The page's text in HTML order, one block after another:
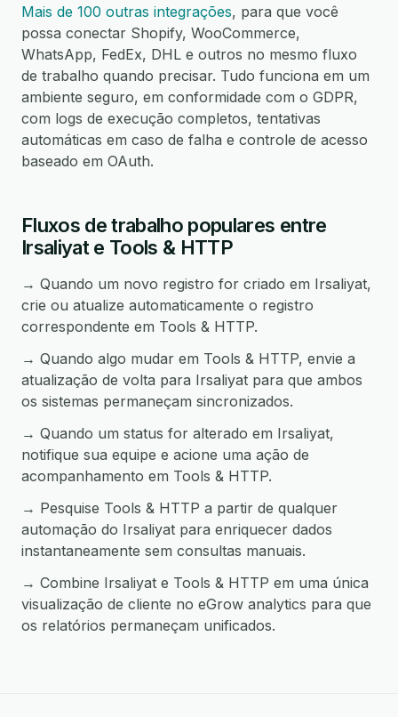
Mais de 100 outras integrações, para que você
possa conectar Shopify, WooCommerce,
WhatsApp, FedEx, DHL e outros no mesmo fluxo
de trabalho quando precisar. Tudo funciona em um
ambiente seguro, em conformidade com o GDPR,
com logs de execução completos, tentativas
automáticas em caso de falha e controle de acesso
baseado em OAuth.
Fluxos de trabalho populares entre
Irsaliyat e Tools & HTTP
→ Quando um novo registro for criado em Irsaliyat,
crie ou atualize automaticamente o registro
correspondente em Tools & HTTP.
→ Quando algo mudar em Tools & HTTP, envie a
atualização de volta para Irsaliyat para que ambos
os sistemas permaneçam sincronizados.
→ Quando um status for alterado em Irsaliyat,
notifique sua equipe e acione uma ação de
acompanhamento em Tools & HTTP.
→ Pesquise Tools & HTTP a partir de qualquer
automação do Irsaliyat para enriquecer dados
instantaneamente sem consultas manuais.
→ Combine Irsaliyat e Tools & HTTP em uma única
visualização de cliente no eGrow analytics para que
os relatórios permaneçam unificados.